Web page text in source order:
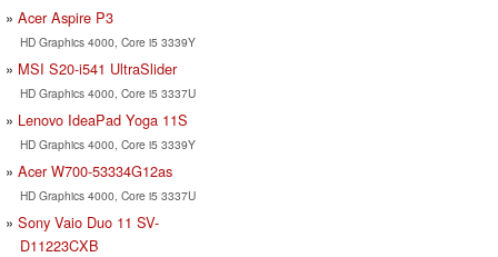
Acer Aspire P3
HD Graphics 4000, Core i5 3339Y
MSI S20-i541 UltraSlider
HD Graphics 4000, Core i5 3337U
Lenovo IdeaPad Yoga 11S
HD Graphics 4000, Core i5 3339Y
Acer W700-53334G12as
HD Graphics 4000, Core i5 3337U
Sony Vaio Duo 11 SV-
D11223CXB